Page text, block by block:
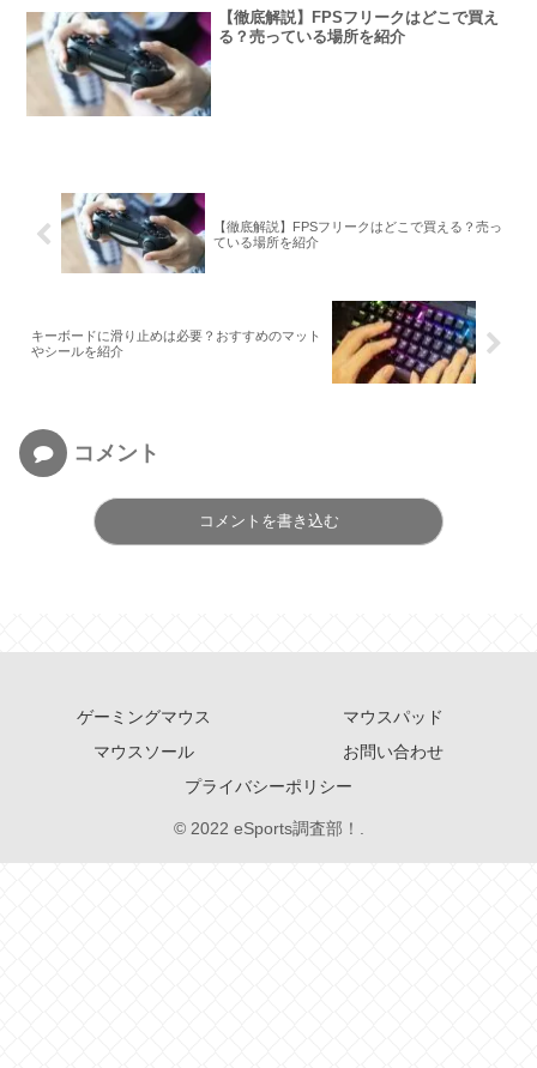
【徹底解説】FPSフリークはどこで買え
る？売っている場所を紹介
【徹底解説】FPSフリークはどこで買える？売っ
ている場所を紹介
キーボードに滑り止めは必要？おすすめのマット
やシールを紹介
コメント
コメントを書き込む
ゲーミングマウス
マウスパッド
マウスソール
お問い合わせ
プライバシーポリシー
© 2022 eSports調査部！.